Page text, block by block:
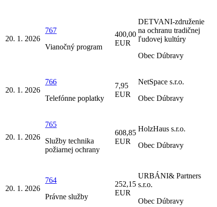
20. 1. 2026
767
Vianočný program
400,00
EUR
DETVANI-združenie
na ochranu tradičnej
ľudovej kultúry
Obec Dúbravy
20. 1. 2026
766
Telefónne poplatky
7,95
EUR
NetSpace s.r.o.
Obec Dúbravy
20. 1. 2026
765
Služby technika
požiarnej ochrany
608,85
EUR
HolzHaus s.r.o.
Obec Dúbravy
20. 1. 2026
764
Právne služby
252,15
EUR
URBÁNI& Partners
s.r.o.
Obec Dúbravy